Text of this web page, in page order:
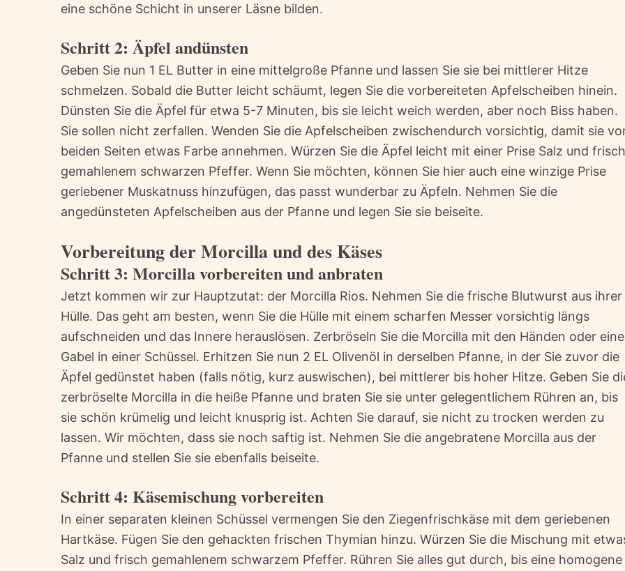
eine schöne Schicht in unserer Läsne bilden.
Schritt 2: Äpfel andünsten
Geben Sie nun 1 EL Butter in eine mittelgroße Pfanne und lassen Sie sie bei mittlerer Hitze
schmelzen. Sobald die Butter leicht schäumt, legen Sie die vorbereiteten Apfelscheiben hinein.
Dünsten Sie die Äpfel für etwa 5-7 Minuten, bis sie leicht weich werden, aber noch Biss haben.
Sie sollen nicht zerfallen. Wenden Sie die Apfelscheiben zwischendurch vorsichtig, damit sie
beiden Seiten etwas Farbe annehmen. Würzen Sie die Äpfel leicht mit einer Prise Salz und frisch
gemahlenem schwarzen Pfeffer. Wenn Sie möchten, können Sie hier auch eine winzige Prise
geriebener Muskatnuss hinzufügen, das passt wunderbar zu Äpfeln. Nehmen Sie die
angedünsteten Apfelscheiben aus der Pfanne und legen Sie sie beiseite.
Vorbereitung der Morcilla und des Käses
Schritt 3: Morcilla vorbereiten und anbraten
Jetzt kommen wir zur Hauptzutat: der Morcilla Rios. Nehmen Sie die frische Blutwurst aus ihrer
Hülle. Das geht am besten, wenn Sie die Hülle mit einem scharfen Messer vorsichtig längs
aufschneiden und das Innere herauslösen. Zerbröseln Sie die Morcilla mit den Händen oder
Gabel in einer Schüssel. Erhitzen Sie nun 2 EL Olivenöl in derselben Pfanne, in der Sie zuvor die
Äpfel gedünstet haben (falls nötig, kurz auswischen), bei mittlerer bis hoher Hitze. Geben Sie
zerbröselte Morcilla in die heiße Pfanne und braten Sie sie unter gelegentlichem Rühren an, bis
sie schön krümelig und leicht knusprig ist. Achten Sie darauf, sie nicht zu trocken werden zu
lassen. Wir möchten, dass sie noch saftig ist. Nehmen Sie die angebratene Morcilla aus der
Pfanne und stellen Sie sie ebenfalls beiseite.
Schritt 4: Käsemischung vorbereiten
In einer separaten kleinen Schüssel vermengen Sie den Ziegenfrischkäse mit dem geriebenen
Hartkäse. Fügen Sie den gehackten frischen Thymian hinzu. Würzen Sie die Mischung mit
Salz und frisch gemahlenem schwarzem Pfeffer. Rühren Sie alles gut durch, bis eine homogene